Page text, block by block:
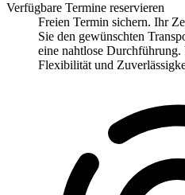
Verfügbare Termine reservieren
Freien Termin sichern. Ihr
Sie den gewünschten
eine nahtlose Durchführung.
Flexibilität und